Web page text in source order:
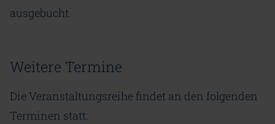
ausgebucht.
Weitere Termine
Die Veranstaltungsreihe findet an den folgenden
Terminen statt: